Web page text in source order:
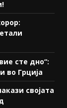
сте дно“:
во Грција
својата